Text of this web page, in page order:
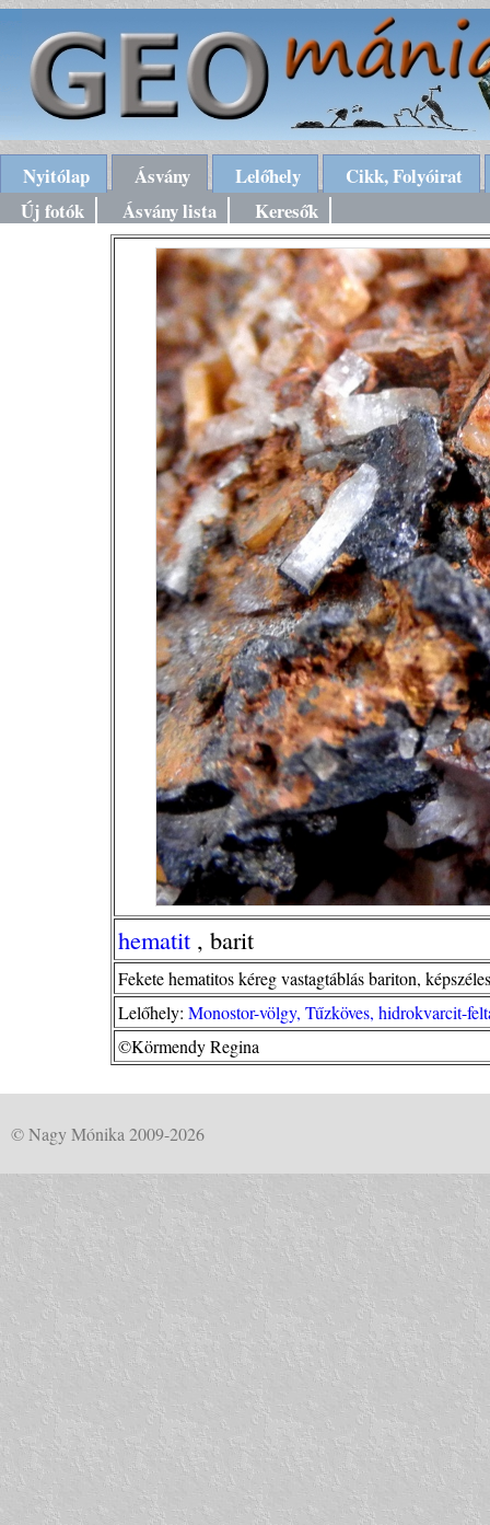
Nyitólap Ásvány Lelőhely
Cikk, Folyóirat
Új fotók
Ásvány lista Keresők
hematit , barit
Fekete hematitos kéreg vastagtáblás bariton,
Lelőhely: Monostor-völgy, Tűzköves, hidrokvarcit-
©Körmendy Regina
© Nagy Mónika 2009-2026